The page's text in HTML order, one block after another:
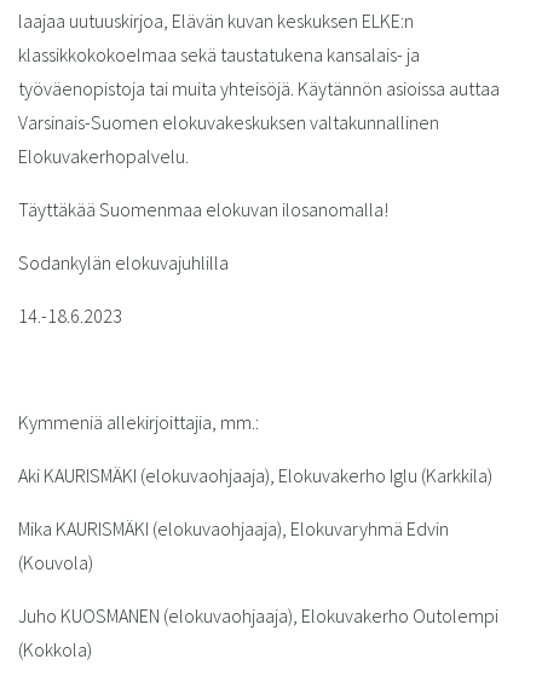
laajaa uutuuskirjoa, Elävän kuvan keskuksen ELKE:n
klassikkokokoelmaa sekä taustatukena kansalais- ja
työväenopistoja tai muita yhteisöjä. Käytännön asioissa auttaa
Varsinais-Suomen elokuvakeskuksen valtakunnallinen
Elokuvakerhopalvelu.
Täyttäkää Suomenmaa elokuvan ilosanomalla!
Sodankylän elokuvajuhlilla
14.-18.6.2023
Kymmeniä allekirjoittajia, mm.:
Aki KAURISMÄKI (elokuvaohjaaja), Elokuvakerho Iglu (Karkkila)
Mika KAURISMÄKI (elokuvaohjaaja), Elokuvaryhmä Edvin
(Kouvola)
Juho KUOSMANEN (elokuvaohjaaja), Elokuvakerho Outolempi
(Kokkola)